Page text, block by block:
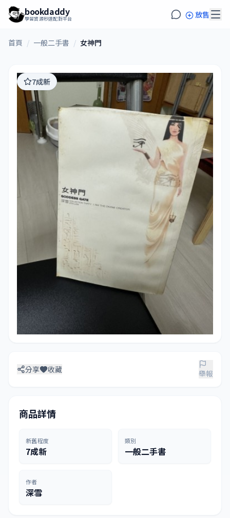
bookdaddy
學習資源秒速配對平台 放售
首頁 / 一般二手書 / 女神門
7成新
分享 收藏 舉報
商品詳情
新舊程度
7成新
類別
一般二手書
作者
深雪